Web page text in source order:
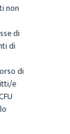
non
di
di
di
e